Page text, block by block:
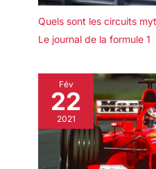
Quels sont les circuits
Le journal de la formule 1
Fév
22
2021